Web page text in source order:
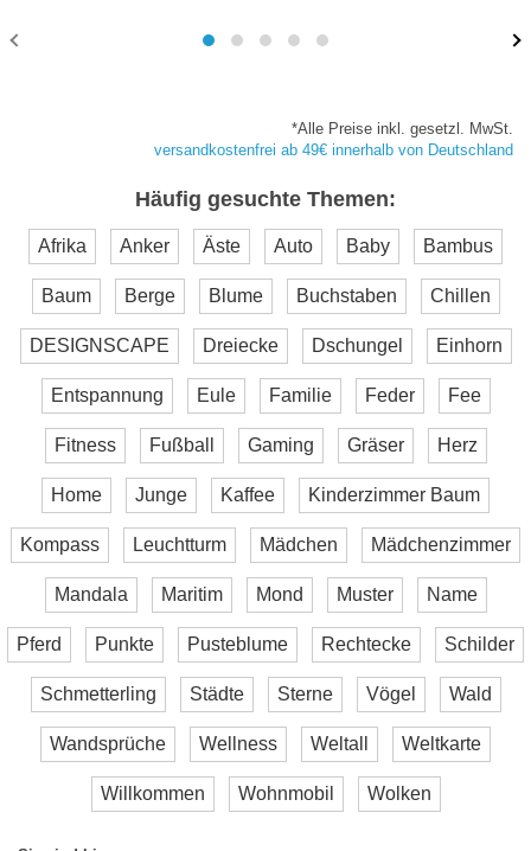
*Alle Preise inkl. gesetzl. MwSt.
versandkostenfrei ab 49€ innerhalb von Deutschland
Häufig gesuchte Themen:
Afrika Anker Äste Auto Baby Bambus
Baum Berge Blume Buchstaben Chillen
DESIGNSCAPE Dreiecke Dschungel Einhorn
Entspannung Eule Familie Feder Fee
Fitness Fußball Gaming Gräser Herz
Home Junge Kaffee Kinderzimmer Baum
Kompass Leuchtturm Mädchen Mädchenzimmer
Mandala Maritim Mond Muster Name
Pferd Punkte Pusteblume Rechtecke Schilder
Schmetterling Städte Sterne Vögel Wald
Wandsprüche Wellness Weltall Weltkarte
Willkommen Wohnmobil Wolken